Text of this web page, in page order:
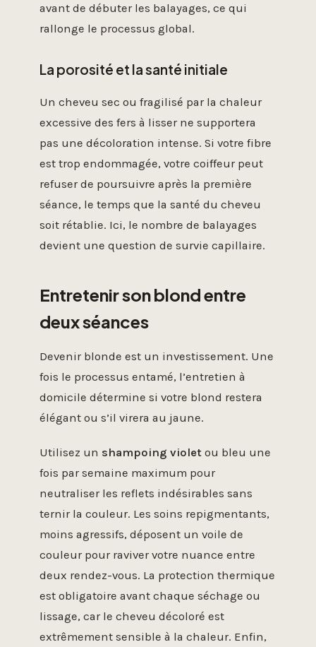
avant de débuter les balayages, ce qui
rallonge le processus global.
La porosité et la santé initiale
Un cheveu sec ou fragilisé par la chaleur
excessive des fers à lisser ne supportera
pas une décoloration intense. Si votre fibre
est trop endommagée, votre coiffeur peut
refuser de poursuivre après la première
séance, le temps que la santé du cheveu
soit rétablie. Ici, le nombre de balayages
devient une question de survie capillaire.
Entretenir son blond entre
deux séances
Devenir blonde est un investissement. Une
fois le processus entamé, l’entretien à
domicile détermine si votre blond restera
élégant ou s’il virera au jaune.
Utilisez un shampoing violet ou bleu une
fois par semaine maximum pour
neutraliser les reflets indésirables sans
ternir la couleur. Les soins repigmentants,
moins agressifs, déposent un voile de
couleur pour raviver votre nuance entre
deux rendez-vous. La protection thermique
est obligatoire avant chaque séchage ou
lissage, car le cheveu décoloré est
extrêmement sensible à la chaleur. Enfin,